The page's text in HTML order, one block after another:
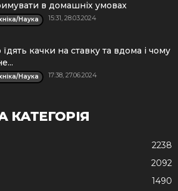
в домашніх умовах
Наука 15:31, 28.03.2024
качки на ставку та вдома і чому
Наука 17:38, 27.06.2024
КАТЕГОРІЯ
2238
2092
1490